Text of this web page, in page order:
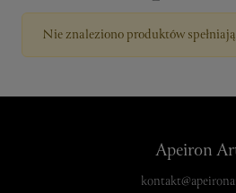
Nie znaleziono produktów
Apeiron